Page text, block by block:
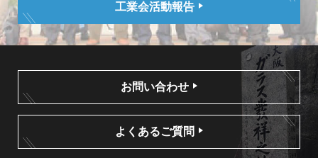
工業会活動報告
お問い合わせ
よくあるご質問